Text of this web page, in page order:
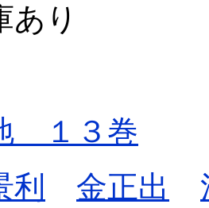
あり
１３巻
利 金正出